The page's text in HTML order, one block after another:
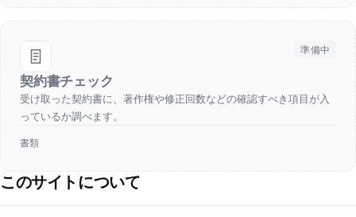
準備中
契約書チェック
受け取った契約書に、著作権や修正回数などの確認すべき項目が入
っているか調べます。
書類
このサイトについて